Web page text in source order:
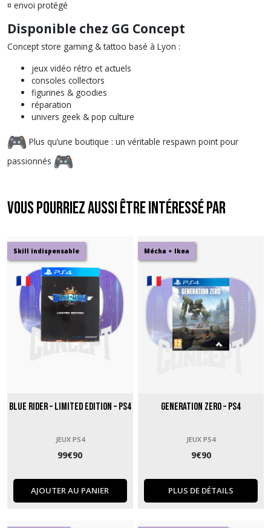
¤ envoi protégé
Disponible chez GG Concept
Concept store gaming & tattoo basé à Lyon :
jeux vidéo rétro et actuels
consoles collectors
figurines & goodies
réparation
univers geek & pop culture
Plus qu’une boutique : un véritable respawn point pour
passionnés
Vous pourriez aussi être intéressé par
Skill indispensable
Blue Rider – Limited Edition – PS4
JEUX PS4
99€90
AJOUTER AU PANIER
Mécha + Ikea
Generation Zero – PS4
JEUX PS4
9€90
PLUS DE DÉTAILS